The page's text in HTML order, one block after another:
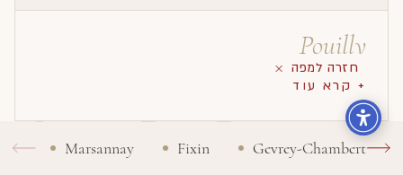
חזרה למפה
Pouilly
+ קרא עוד
Marsannay Fixin Gevrey-Chambertin